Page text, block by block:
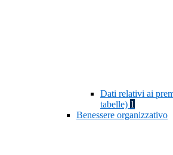
Dati relativi ai
tabelle) 1
Benessere organizzativo